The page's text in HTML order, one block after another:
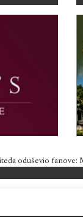
oduševio